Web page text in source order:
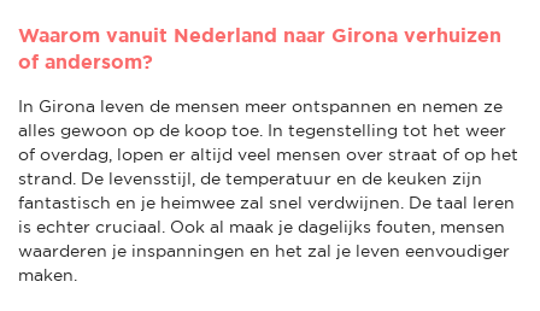
Waarom vanuit Nederland naar Girona verhuizen
of andersom?
In Girona leven de mensen meer ontspannen en nemen ze
alles gewoon op de koop toe. In tegenstelling tot het weer
of overdag, lopen er altijd veel mensen over straat of op het
strand. De levensstijl, de temperatuur en de keuken zijn
fantastisch en je heimwee zal snel verdwijnen. De taal leren
is echter cruciaal. Ook al maak je dagelijks fouten, mensen
waarderen je inspanningen en het zal je leven eenvoudiger
maken.